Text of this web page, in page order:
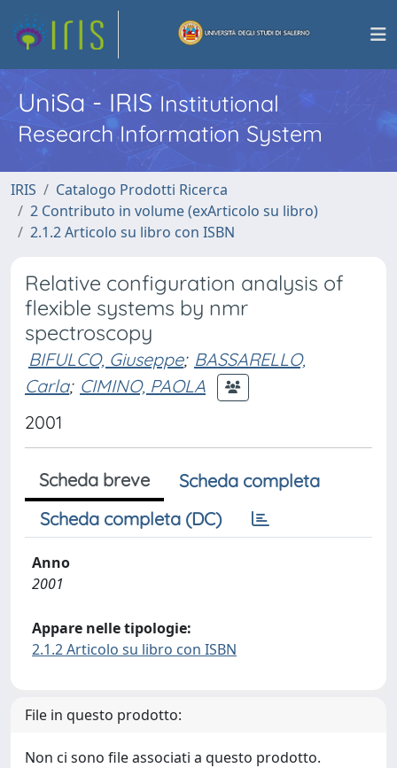
UniSa - IRISInstitutional
Research Information System
IRIS
Catalogo Prodotti Ricerca
2 Contributo in volume (exArticolo su libro)
2.1.2 Articolo su libro con ISBN
Relative configuration analysis of
flexible systems by nmr
spectroscopy
BIFULCO, Giuseppe; BASSARELLO,
Carla; CIMINO, PAOLA
2001
Scheda breve
Scheda completa
Scheda completa (DC)
Anno
2001
Appare nelle tipologie:
2.1.2 Articolo su libro con ISBN
File in questo prodotto:
Non ci sono file associati a questo prodotto.